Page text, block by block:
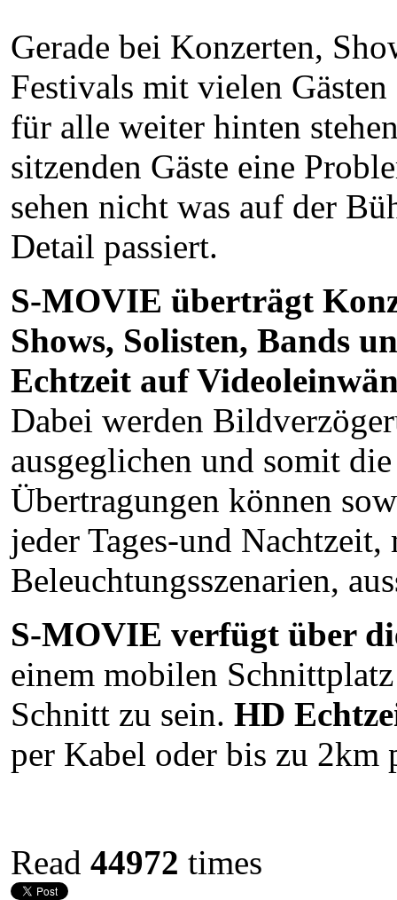
Gerade bei Konzerten,
Festivals mit vielen
für alle weiter hinten
sitzenden Gäste eine
sehen nicht was auf der
Detail passiert.
S-MOVIE überträgt
Shows, Solisten, Bands
Echtzeit auf
Dabei werden
ausgeglichen und somit
Übertragungen können
jeder Tages-und
Beleuchtungsszenarien,
S-MOVIE verfügt über
einem mobilen
Schnitt zu sein. HD
per Kabel oder bis zu 2km
Read 44972 times